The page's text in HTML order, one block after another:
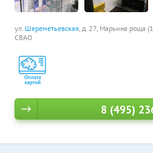
ул. Шереметьевская, д. 27, Марьина роща
СВАО
8 (495)